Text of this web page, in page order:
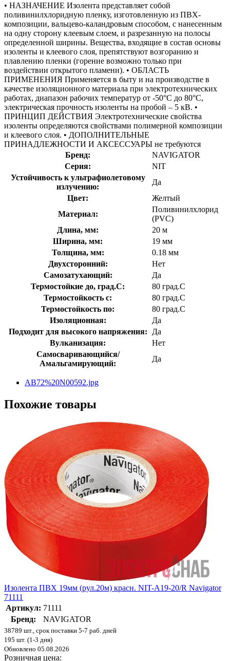
• НАЗНАЧЕНИЕ Изолента представляет собой
поливинилхлоридную пленку, изготовленную из ПВХ-
композиции, вальцево-каландровым способом, с нанесенным
на одну сторону клеевым слоем, и разрезанную на полосы
определенной ширины. Вещества, входящие в состав основы
изоленты и клеевого слоя, препятствуют возгоранию и
плавлению пленки (горение возможно только при
воздействии открытого пламени). • ОБЛАСТЬ
ПРИМЕНЕНИЯ Применяется в быту и на производстве в
качестве изоляционного материала при электротехнических
работах, диапазон рабочих температур от -50°С до 80°С,
электрическая прочность изоленты на пробой – 5 кВ. •
ПРИНЦИП ДЕЙСТВИЯ Электротехнические свойства
изоленты определяются свойствами полимерной композиции
и клеевого слоя. • ДОПОЛНИТЕЛЬНЫЕ
ПРИНАДЛЕЖНОСТИ И АКСЕССУАРЫ не требуются
Бренд:
NAVIGATOR
Серия:
NIT
Устойчивость к ультрафиолетовому
излучению:
Да
Цвет:
Желтый
Материал:
Поливинилхлорид
(PVC)
Длина, мм:
20 м
Ширина, мм:
19 мм
Толщина, мм:
0.18 мм
Двухсторонний:
Нет
Самозатухающий:
Да
Термостойкие до, град.C:
80 град.C
Термостойкость с:
80 град.C
Термостойкость по:
80 град.C
Изоляционная:
Да
Подходит для высокого напряжения:
Да
Вулканизация:
Нет
Самосваривающийся/
Амальгамирующий:
Да
AB72%20N00592.jpg
Похожие товары
Изолента ПВХ 19мм (рул.20м) красн. NIT-A19-20/R Navigator
71111
Артикул: 71111
Бренд:
NAVIGATOR
38789 шт., срок поставки 5-7 раб. дней
195 шт. (1-3 дня)
Обновлено 05.08.2026
Розничная цена: